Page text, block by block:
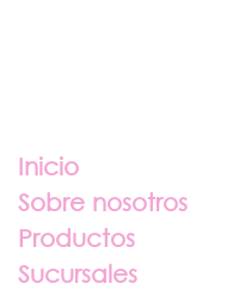
Inicio
Sobre nosotros
Productos
Sucursales